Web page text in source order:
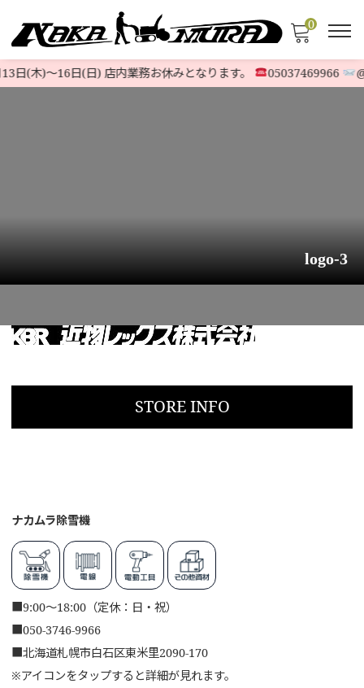
0
日(木)〜16日(日) 店内業務お休みとなります。 05037469966
logo-3
STORE INFO
ナカムラ除雪機
■9:00～18:00（定休：日・祝）
■050-3746-9966
■北海道札幌市白石区東米里2090-170
※アイコンをタップすると詳細が見れます。